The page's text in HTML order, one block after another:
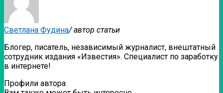
Светлана Фудина/ автор статьи
Блогер, писатель, независимый журналист, внештатный
сотрудник издания «Известия». Специалист по заработку
в интернете!
Профили автора